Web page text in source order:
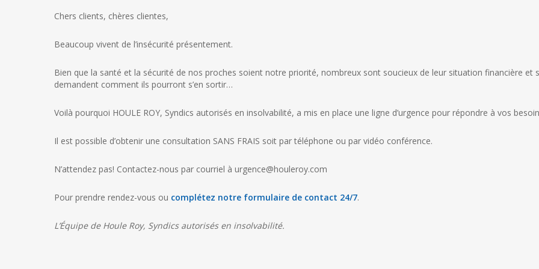
Chers clients, chères clientes,
Beaucoup vivent de l’insécurité présentement.
Bien que la santé et la sécurité de nos proches soient notre priorité, nombreux sont soucieux de leur situation financière et
demandent comment ils pourront s’en sortir…
Voilà pourquoi HOULE ROY, Syndics autorisés en insolvabilité, a mis en place une ligne d’urgence pour répondre à vos
Il est possible d’obtenir une consultation SANS FRAIS soit par téléphone ou par vidéo conférence.
N’attendez pas! Contactez-nous par courriel à urgence@houleroy.com
Pour prendre rendez-vous ou complétez notre formulaire de contact 24/7.
L’Équipe de Houle Roy, Syndics autorisés en insolvabilité.